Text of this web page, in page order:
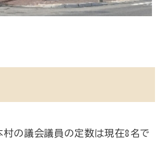
の議会議員の定数は現在8名で